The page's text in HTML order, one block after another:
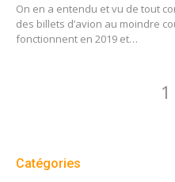
On en a entendu et vu de tout
des billets d’avion au moindre
fonctionnent en 2019 et…
1
Catégories